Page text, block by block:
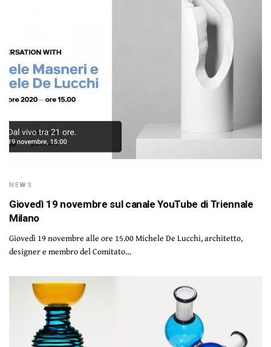
NEWS
Giovedì 19 novembre sul canale YouTube di Triennale
Milano
Giovedì 19 novembre alle ore 15.00 Michele De Lucchi, architetto,
designer e membro del Comitato…